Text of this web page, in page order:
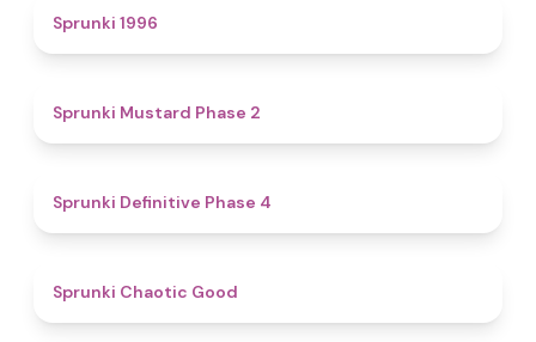
Sprunki 1996
Sprunki Mustard Phase 2
Sprunki Definitive Phase 4
Sprunki Chaotic Good